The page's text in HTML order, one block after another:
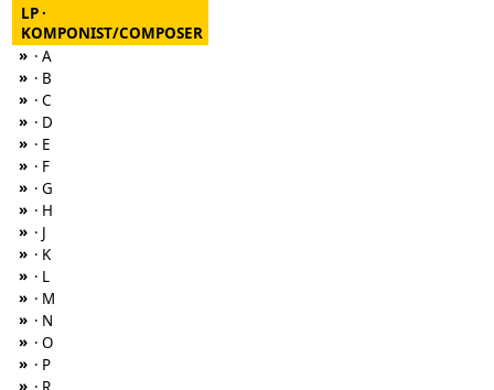
LP ·
KOMPONIST/COMPOSER
» · A
» · B
» · C
» · D
» · E
» · F
» · G
» · H
» · J
» · K
» · L
» · M
» · N
» · O
» · P
»